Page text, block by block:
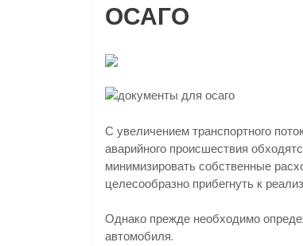
ОСАГО
С увеличением транспортного
аварийного происшествия
минимизировать собственные
целесообразно прибегнуть к
Однако прежде необходимо
автомобиля.